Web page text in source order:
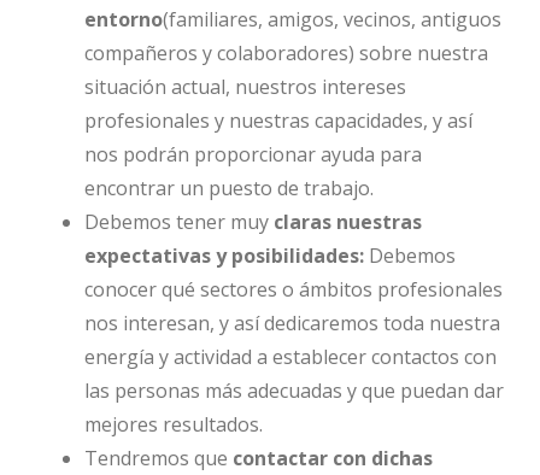
entorno(familiares, amigos, vecinos, antiguos
compañeros y colaboradores) sobre nuestra
situación actual, nuestros intereses
profesionales y nuestras capacidades, y así
nos podrán proporcionar ayuda para
encontrar un puesto de trabajo.
Debemos tener muy claras nuestras
expectativas y posibilidades: Debemos
conocer qué sectores o ámbitos profesionales
nos interesan, y así dedicaremos toda nuestra
energía y actividad a establecer contactos con
las personas más adecuadas y que puedan dar
mejores resultados.
Tendremos que contactar con dichas